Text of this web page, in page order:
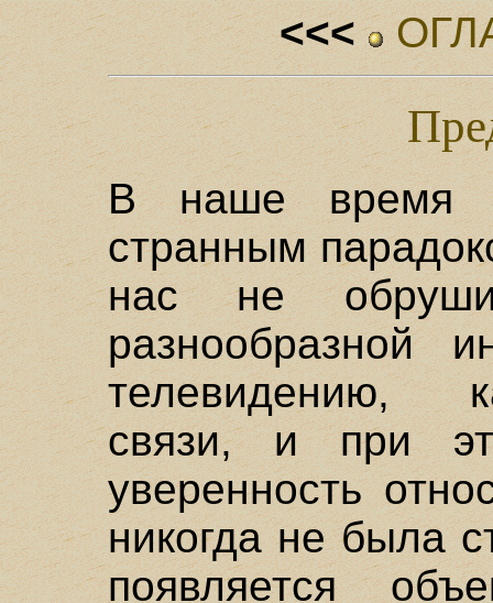
<<<
В наше время
странным
нас не
разнообразной
телевидению,
связи, и при
уверенность
никогда не была
появляется